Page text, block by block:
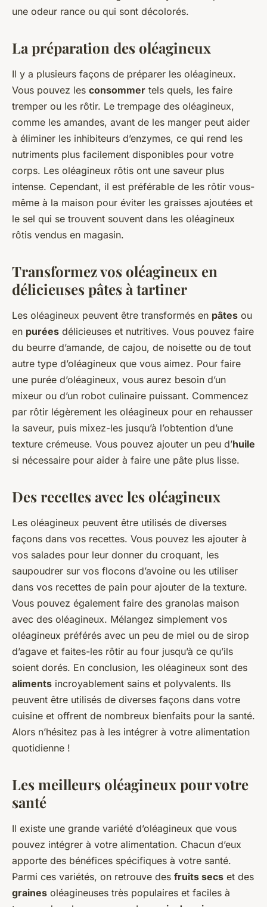
une odeur rance ou qui sont décolorés.
La préparation des oléagineux
Il y a plusieurs façons de préparer les oléagineux.
Vous pouvez les consommer tels quels, les faire
tremper ou les rôtir. Le trempage des oléagineux,
comme les amandes, avant de les manger peut aider
à éliminer les inhibiteurs d’enzymes, ce qui rend les
nutriments plus facilement disponibles pour votre
corps. Les oléagineux rôtis ont une saveur plus
intense. Cependant, il est préférable de les rôtir vous-
même à la maison pour éviter les graisses ajoutées et
le sel qui se trouvent souvent dans les oléagineux
rôtis vendus en magasin.
Transformez vos oléagineux en
délicieuses pâtes à tartiner
Les oléagineux peuvent être transformés en pâtes ou
en purées délicieuses et nutritives. Vous pouvez faire
du beurre d’amande, de cajou, de noisette ou de tout
autre type d’oléagineux que vous aimez. Pour faire
une purée d’oléagineux, vous aurez besoin d’un
mixeur ou d’un robot culinaire puissant. Commencez
par rôtir légèrement les oléagineux pour en rehausser
la saveur, puis mixez-les jusqu’à l’obtention d’une
texture crémeuse. Vous pouvez ajouter un peu d’huile
si nécessaire pour aider à faire une pâte plus lisse.
Des recettes avec les oléagineux
Les oléagineux peuvent être utilisés de diverses
façons dans vos recettes. Vous pouvez les ajouter à
vos salades pour leur donner du croquant, les
saupoudrer sur vos flocons d’avoine ou les utiliser
dans vos recettes de pain pour ajouter de la texture.
Vous pouvez également faire des granolas maison
avec des oléagineux. Mélangez simplement vos
oléagineux préférés avec un peu de miel ou de sirop
d’agave et faites-les rôtir au four jusqu’à ce qu’ils
soient dorés. En conclusion, les oléagineux sont des
aliments incroyablement sains et polyvalents. Ils
peuvent être utilisés de diverses façons dans votre
cuisine et offrent de nombreux bienfaits pour la santé.
Alors n’hésitez pas à les intégrer à votre alimentation
quotidienne !
Les meilleurs oléagineux pour votre
santé
Il existe une grande variété d’oléagineux que vous
pouvez intégrer à votre alimentation. Chacun d’eux
apporte des bénéfices spécifiques à votre santé.
Parmi ces variétés, on retrouve des fruits secs et des
graines oléagineuses très populaires et faciles à